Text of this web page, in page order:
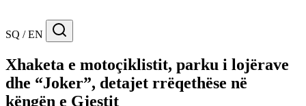
SQ / EN
Xhaketa e motoçiklistit, parku i lojërave
dhe “Joker”, detajet rrëqethëse në
këngën e Gjestit